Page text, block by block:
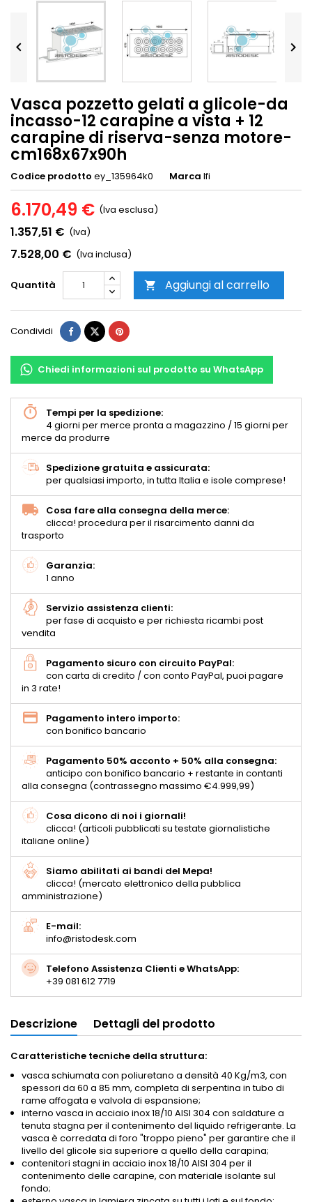
 
Vasca pozzetto gelati a glicole-da
incasso-12 carapine a vista + 12
carapine di riserva-senza motore-
cm168x67x90h
Codice prodotto ey_135964k0 Marca Ifi
6.170,49 € (Iva esclusa)
1.357,51 € (Iva)
7.528,00 € (Iva inclusa)
Quantità  Aggiungi al carrello
Condividi
Chiedi informazioni sul prodotto su WhatsApp
Tempi per la spedizione:
4 giorni per merce pronta a magazzino / 15 giorni per
merce da produrre
Spedizione gratuita e assicurata:
per qualsiasi importo, in tutta Italia e isole comprese!
Cosa fare alla consegna della merce:
clicca! procedura per il risarcimento danni da
trasporto
Garanzia:
1 anno
Servizio assistenza clienti:
per fase di acquisto e per richiesta ricambi post
vendita
Pagamento sicuro con circuito PayPal:
con carta di credito / con conto PayPal, puoi pagare
in 3 rate!
Pagamento intero importo:
con bonifico bancario
Pagamento 50% acconto + 50% alla consegna:
anticipo con bonifico bancario + restante in contanti
alla consegna (contrassegno massimo €4.999,99)
Cosa dicono di noi i giornali!
clicca! (articoli pubblicati su testate giornalistiche
italiane online)
Siamo abilitati ai bandi del Mepa!
clicca! (mercato elettronico della pubblica
amministrazione)
E-mail:
info@ristodesk.com
Telefono Assistenza Clienti e WhatsApp:
+39 081 612 7719
Descrizione Dettagli del prodotto
Caratteristiche tecniche della struttura:
vasca schiumata con poliuretano a densità 40 Kg/m3, con
spessori da 60 a 85 mm, completa di serpentina in tubo di
rame affogata e valvola di espansione;
interno vasca in acciaio inox 18/10 AISI 304 con saldature a
tenuta stagna per il contenimento del liquido refrigerante. La
vasca è corredata di foro "troppo pieno" per garantire che il
livello del glicole sia superiore a quello della carapina;
contenitori stagni in acciaio inox 18/10 AISI 304 per il
contenimento delle carapine, con materiale isolante sul
fondo;